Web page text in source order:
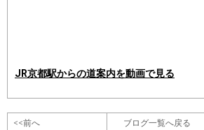
JR京都駅からの道案内を動画で見る
<<前へ ブログ一覧へ戻る